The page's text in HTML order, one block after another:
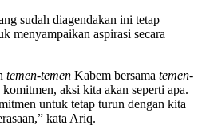
sudah diagendakan ini tetap
menyampaikan aspirasi secara
temen-temen Kabem bersama temen-
aksi kita akan seperti apa.
untuk tetap turun dengan kita
kata Ariq.